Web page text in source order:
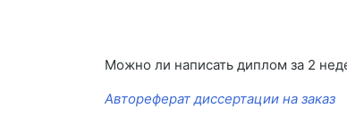
Можно ли написать диплом за 2
Автореферат диссертации на заказ